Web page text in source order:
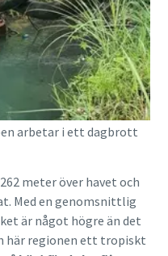
arbetar i ett dagbrott
meter över havet och
Med en genomsnittlig
är något högre än det
här regionen ett tropiskt